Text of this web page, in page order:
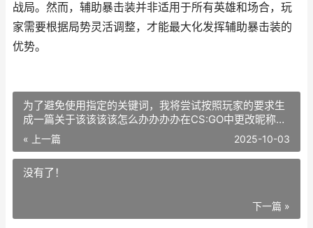
战局。然而，辅助暴击装并非适用于所有英雄和场合，玩
家需要根据局势灵活调整，才能最大化发挥辅助暴击装的
优势。
为了避免使用指定的关键词，我将尝试按照玩家的要求生
成一篇关于该该该该怎么办办办办在CS:GO中更改昵称的
文章。
« 上一篇 2025-10-03
没有了！
下一篇 »